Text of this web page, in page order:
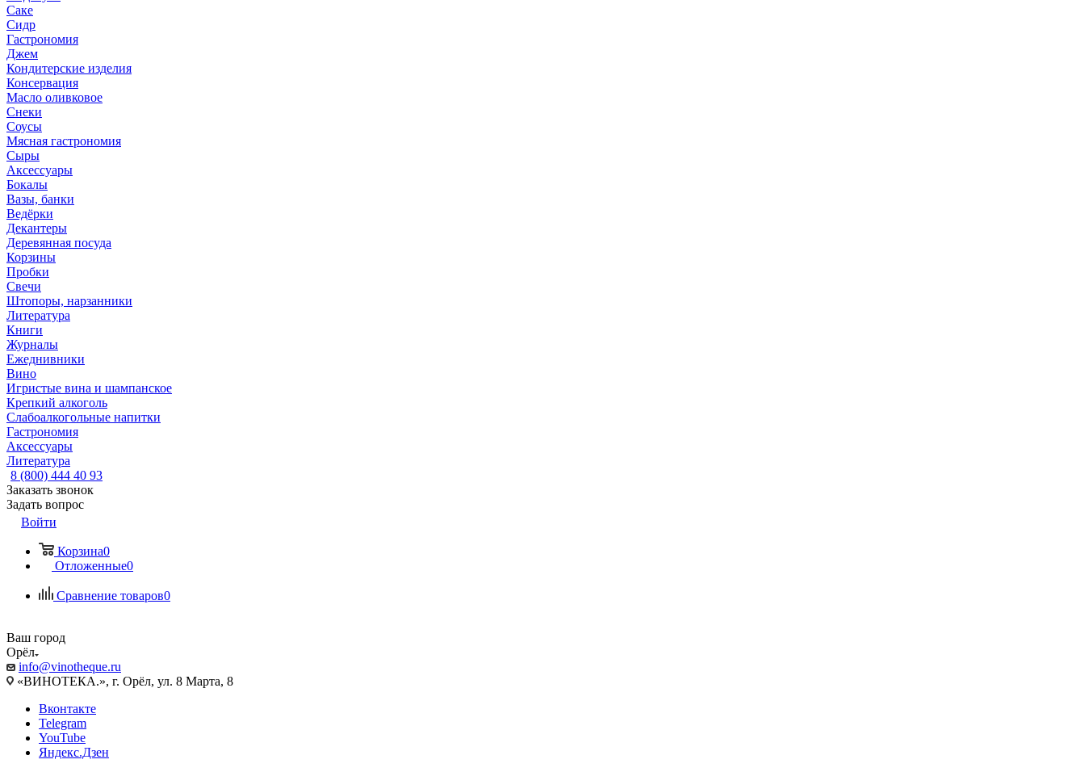
Саке
Сидр
Гастрономия
Джем
Кондитерские изделия
Консервация
Масло оливковое
Снеки
Соусы
Мясная гастрономия
Сыры
Аксессуары
Бокалы
Вазы, банки
Ведёрки
Декантеры
Деревянная посуда
Корзины
Пробки
Свечи
Штопоры, нарзанники
Литература
Книги
Журналы
Ежеднивники
Вино
Игристые вина и шампанское
Крепкий алкоголь
Слабоалкогольные напитки
Гастрономия
Аксессуары
Литература
8 (800) 444 40 93
Заказать звонок
Задать вопрос
Войти
Корзина0
Отложенные0
Сравнение товаров0
Ваш город
Орёл
info@vinotheque.ru
«ВИНОТЕКА.», г. Орёл, ул. 8 Марта, 8
Вконтакте
Telegram
YouTube
Яндекс.Дзен